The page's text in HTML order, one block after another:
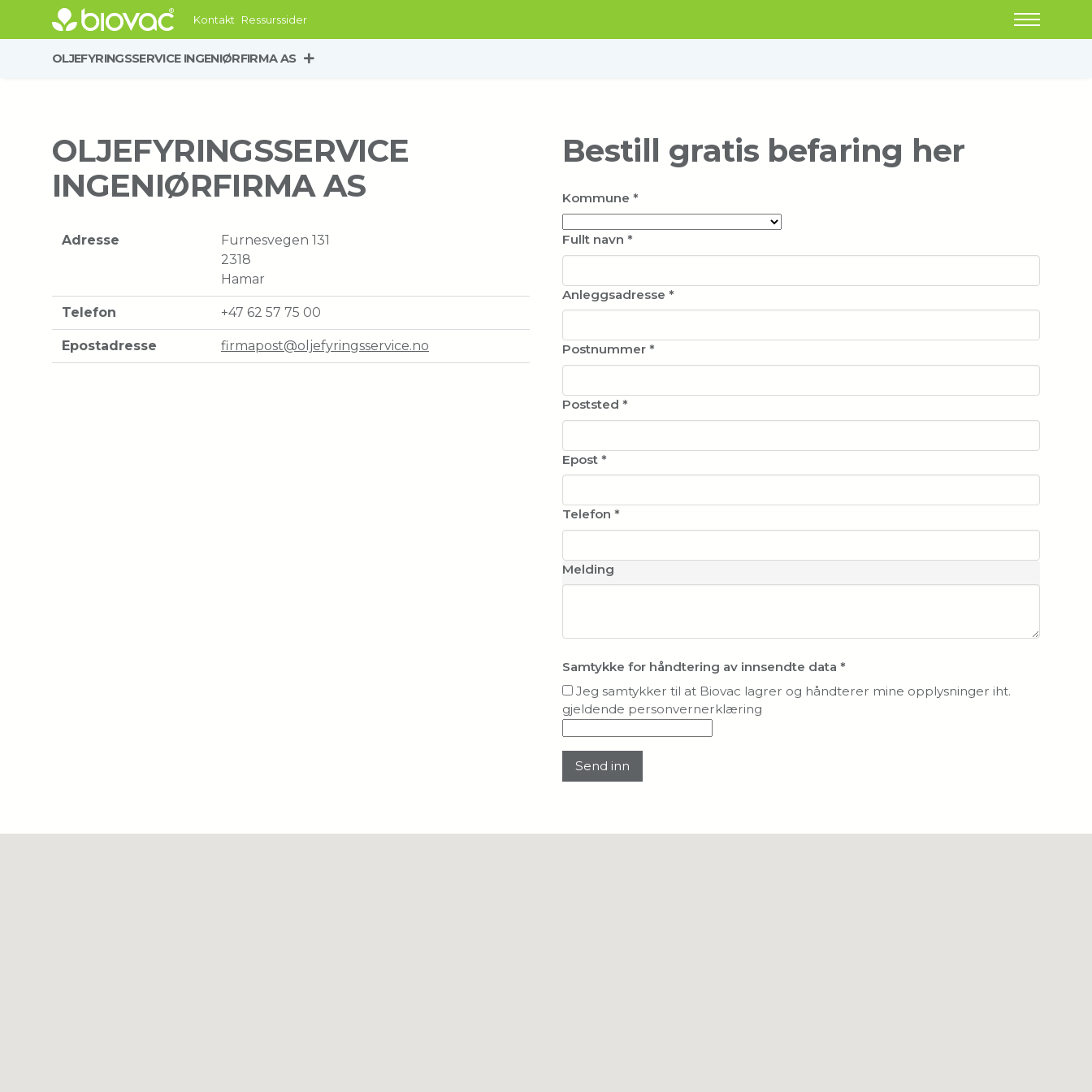
Kontakt Ressurssider
OLJEFYRINGSSERVICE INGENIØRFIRMA AS
OLJEFYRINGSSERVICE
INGENIØRFIRMA AS
Adresse
Furnesvegen 131
2318
Hamar
Telefon +47 62 57 75 00
Epostadresse firmapost@oljefyringsservice.no
Bestill gratis befaring her
Kommune *
Fullt navn *
Anleggsadresse *
Postnummer *
Poststed *
Epost *
Telefon *
Melding
Samtykke for håndtering av innsendte data *
Jeg samtykker til at Biovac lagrer og håndterer mine opplysninger iht.
gjeldende personvernerklæring